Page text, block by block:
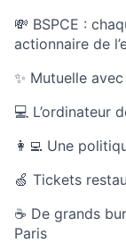
💸 BSPCE :
actionnaire de
✨ Mutuelle
💻 L’ordinateur
👩‍💻 Une
🍏 Tickets
☕️ De grands
Paris